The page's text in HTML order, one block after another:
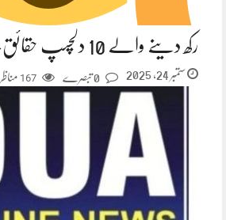
رکھ دینے والے 10 دلچسپ حقائق*
ستمبر 24, 2025 0 تبصرے 167مناظر